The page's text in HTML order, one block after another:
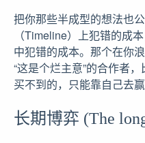
把你那些半成型的想法也
（Timeline）上犯错的成
中犯错的成本。那个在你
“这是个烂主意”的合作者
买不到的，只能靠自己去赢
长期博弈 (The